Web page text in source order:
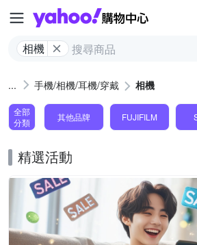
Yahoo
相機
手機/相機/耳機/穿戴 相機
全部
分類
其他品牌 FUJIFILM
精選活動